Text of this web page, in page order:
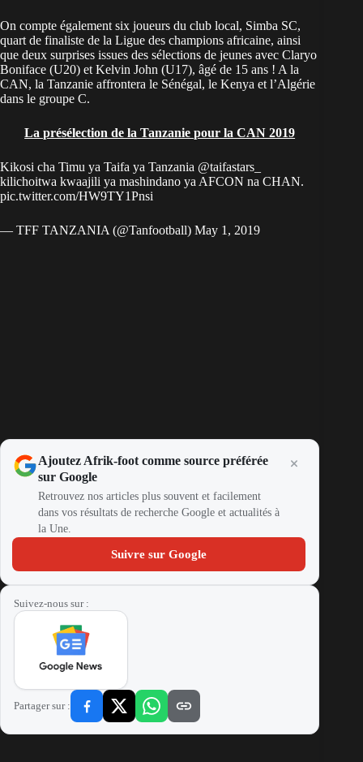
On compte également six joueurs du club local, Simba SC,
quart de finaliste de la Ligue des champions africaine, ainsi
que deux surprises issues des sélections de jeunes avec Claryo
Boniface (U20) et Kelvin John (U17), âgé de 15 ans ! A la
CAN, la Tanzanie affrontera le Sénégal, le Kenya et l’Algérie
dans le groupe C.
La présélection de la Tanzanie pour la CAN 2019
Kikosi cha Timu ya Taifa ya Tanzania @taifastars_
kilichoitwa kwaajili ya mashindano ya AFCON na CHAN.
pic.twitter.com/HW9TY1Pnsi
— TFF TANZANIA (@Tanfootball) May 1, 2019
Ajoutez Afrik-foot comme source préférée
sur Google
Retrouvez nos articles plus souvent et facilement
dans vos résultats de recherche Google et actualités à
la Une.
Suivre sur Google
Suivez-nous sur :
Partager sur :